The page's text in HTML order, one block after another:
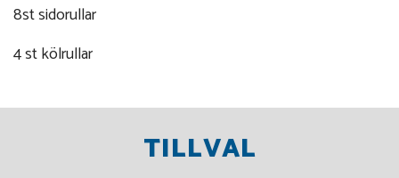
8st sidorullar
4 st kölrullar
TILLVAL